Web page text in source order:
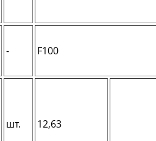
- F100
шт. 12,63